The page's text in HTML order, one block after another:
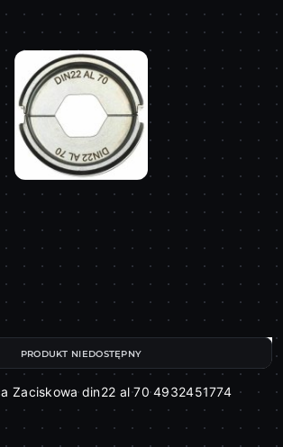
Zaciskowa din22 al 70 4932451774
PRODUKT NIEDOSTĘPNY